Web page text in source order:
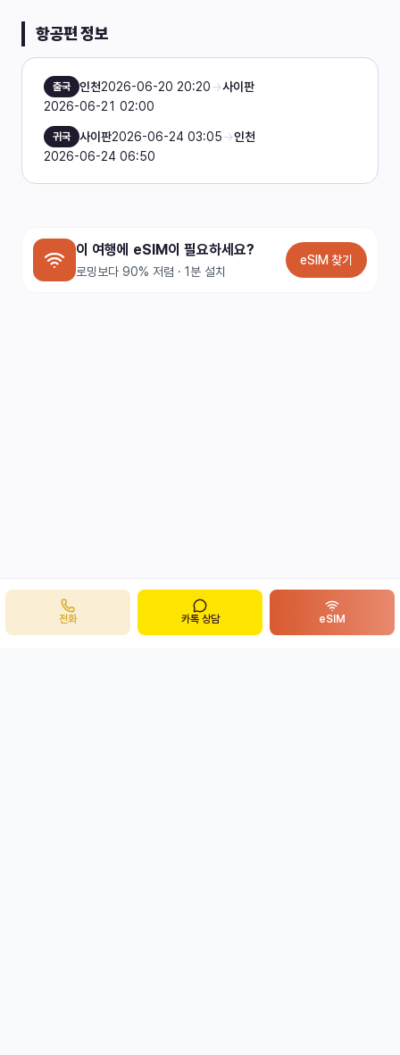
항공편 정보
출국 인천2026-06-20 20:20→사이판
2026-06-21 02:00
귀국 사이판2026-06-24 03:05→인천
2026-06-24 06:50
이 여행에 eSIM이 필요하세요?
로밍보다 90% 저렴 · 1분 설치
eSIM 찾기
전화 카톡 상담 eSIM